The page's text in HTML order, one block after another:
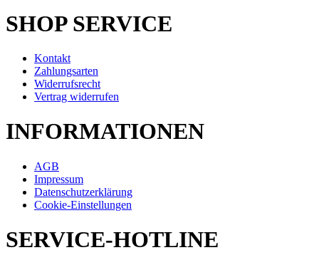
SHOP SERVICE
Kontakt
Zahlungsarten
Widerrufsrecht
Vertrag widerrufen
INFORMATIONEN
AGB
Impressum
Datenschutzerklärung
Cookie-Einstellungen
SERVICE-HOTLINE